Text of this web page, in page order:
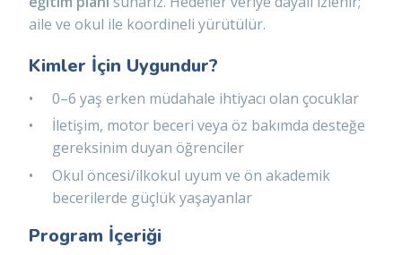
aile ve okul ile koordineli yürütülür.
Kimler İçin Uygundur?
0–6 yaş erken müdahale ihtiyacı olan çocuklar
İletişim, motor beceri veya öz bakımda desteğe
gereksinim duyan öğrenciler
Okul öncesi/ilkokul uyum ve ön akademik
becerilerde güçlük yaşayanlar
Program İçeriği